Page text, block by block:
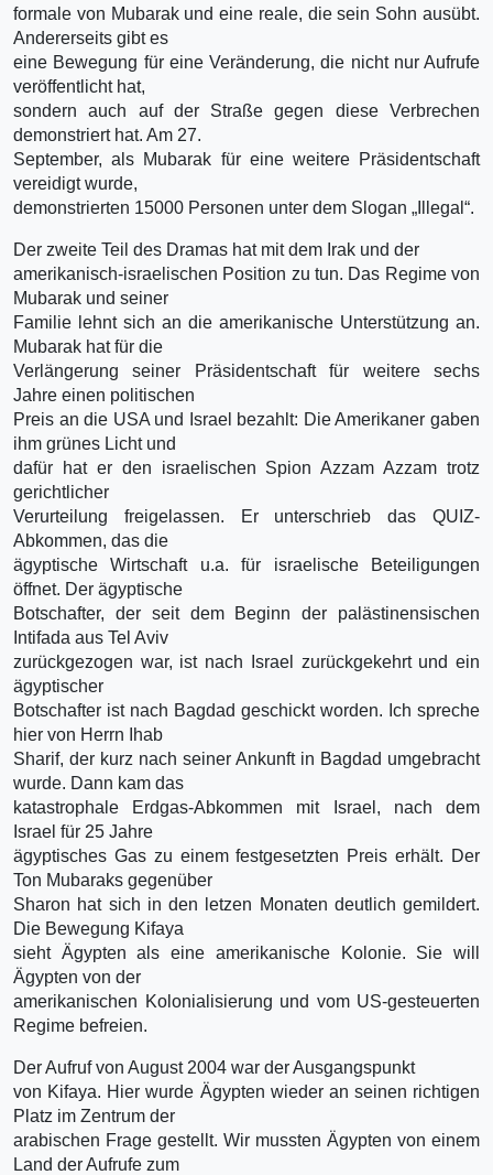
formale von Mubarak und eine reale, die sein Sohn ausübt.
Andererseits gibt es
eine Bewegung für eine Veränderung, die nicht nur Aufrufe
veröffentlicht hat,
sondern auch auf der Straße gegen diese Verbrechen
demonstriert hat. Am 27.
September, als Mubarak für eine weitere Präsidentschaft
vereidigt wurde,
demonstrierten 15000 Personen unter dem Slogan „Illegal“.
Der zweite Teil des Dramas hat mit dem Irak und der
amerikanisch-israelischen Position zu tun. Das Regime von
Mubarak und seiner
Familie lehnt sich an die amerikanische Unterstützung an.
Mubarak hat für die
Verlängerung seiner Präsidentschaft für weitere sechs
Jahre einen politischen
Preis an die USA und Israel bezahlt: Die Amerikaner gaben
ihm grünes Licht und
dafür hat er den israelischen Spion Azzam Azzam trotz
gerichtlicher
Verurteilung freigelassen. Er unterschrieb das QUIZ-
Abkommen, das die
ägyptische Wirtschaft u.a. für israelische Beteiligungen
öffnet. Der ägyptische
Botschafter, der seit dem Beginn der palästinensischen
Intifada aus Tel Aviv
zurückgezogen war, ist nach Israel zurückgekehrt und ein
ägyptischer
Botschafter ist nach Bagdad geschickt worden. Ich spreche
hier von Herrn Ihab
Sharif, der kurz nach seiner Ankunft in Bagdad umgebracht
wurde. Dann kam das
katastrophale Erdgas-Abkommen mit Israel, nach dem
Israel für 25 Jahre
ägyptisches Gas zu einem festgesetzten Preis erhält. Der
Ton Mubaraks gegenüber
Sharon hat sich in den letzen Monaten deutlich gemildert.
Die Bewegung Kifaya
sieht Ägypten als eine amerikanische Kolonie. Sie will
Ägypten von der
amerikanischen Kolonialisierung und vom US-gesteuerten
Regime befreien.
Der Aufruf von August 2004 war der Ausgangspunkt
von Kifaya. Hier wurde Ägypten wieder an seinen richtigen
Platz im Zentrum der
arabischen Frage gestellt. Wir mussten Ägypten von einem
Land der Aufrufe zum